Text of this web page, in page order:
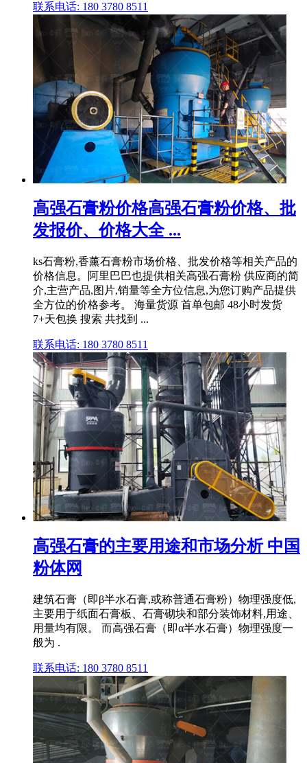
联系电话: 180 3780 8511
高强石膏粉价格高强石膏粉价格、批
发报价、价格大全 ...
ks石膏粉,香薰石膏粉市场价格、批发价格等相关产品的
价格信息。阿里巴巴也提供相关高强石膏粉 供应商的简
介,主营产品,图片,销量等全方位信息,为您订购产品提供
全方位的价格参考。 海量货源 首单包邮 48小时发货
7+天包换 搜索 共找到 ...
联系电话: 180 3780 8511
高强石膏的主要用途和市场分析 中国
粉体网
建筑石膏（即β半水石膏,或称普通石膏粉）物理强度低,
主要用于纸面石膏板、石膏砌块和部分装饰材料,用途、
用量均有限。 而高强石膏（即α半水石膏）物理强度一
般为 .
联系电话: 180 3780 8511